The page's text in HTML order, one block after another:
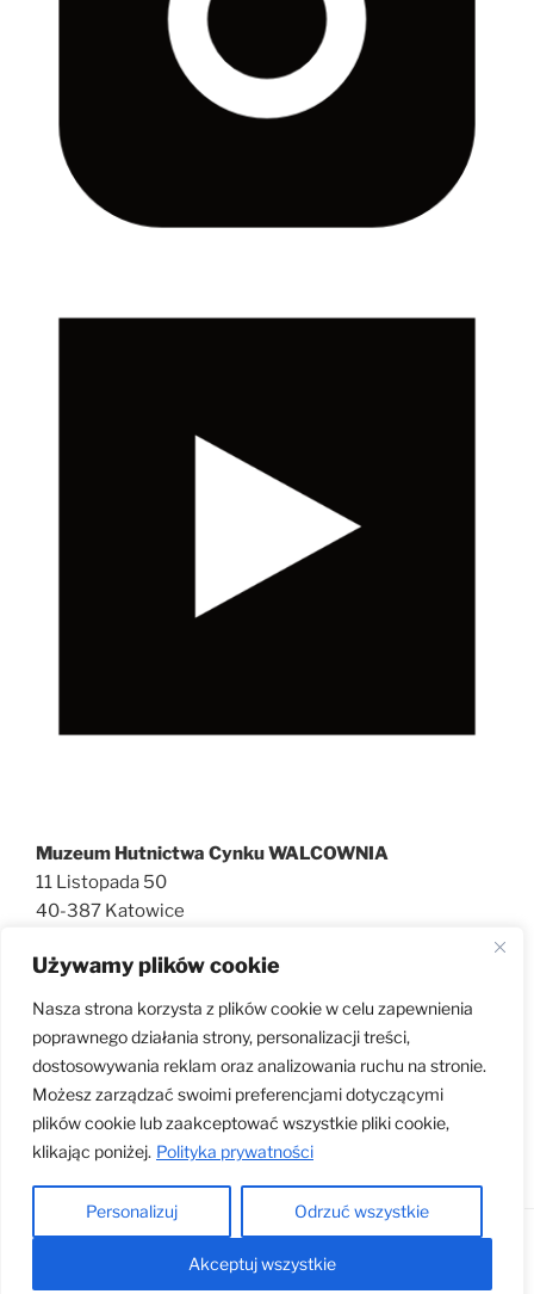
Używamy plików cookie
Nasza strona korzysta z plików cookie w celu zapewnienia
poprawnego działania strony, personalizacji treści,
dostosowywania reklam oraz analizowania ruchu na stronie.
Możesz zarządzać swoimi preferencjami dotyczącymi
plików cookie lub zaakceptować wszystkie pliki cookie,
klikając poniżej. Polityka prywatności
Personalizuj Odrzuć wszystkie
Akceptuj wszystkie
Muzeum Hutnictwa Cynku WALCOWNIA
11 Listopada 50
40-387 Katowice
walcownia@muzeatechniki.pl
KLAUZULA RODO
Dumnie wspierane przez WordPress